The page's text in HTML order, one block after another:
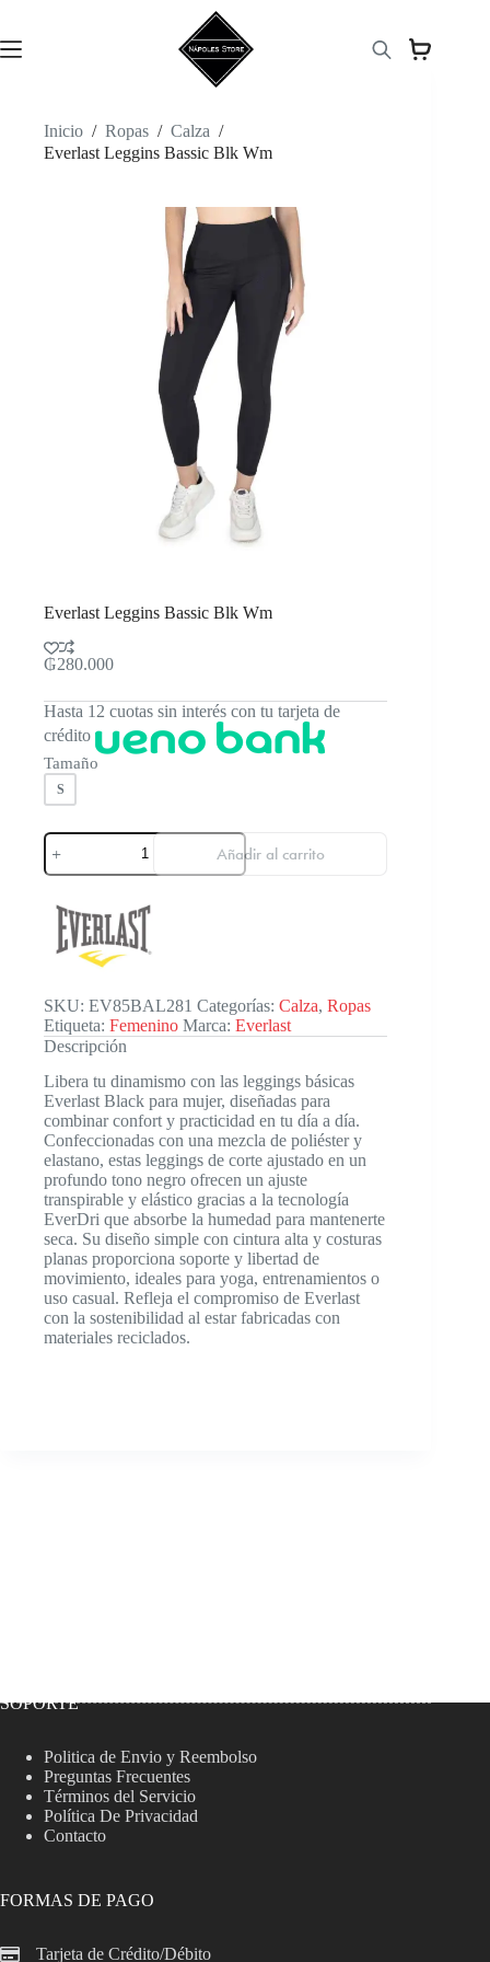
contenido
Inicio / Ropas / Calza /
Everlast Leggins Bassic Blk Wm
Everlast Leggins Bassic Blk Wm
₲280.000
Hasta 12 cuotas sin interés con tu tarjeta de
crédito
Tamaño
S
Everlast
Leggins
Bassic
Wm
cantidad
Añadir al carrito
SKU: EV85BAL281 Categorías: Calza, Ropas
Etiqueta: Femenino Marca: Everlast
Descripción
Libera tu dinamismo con las leggings básicas
Everlast Black para mujer, diseñadas para
combinar confort y practicidad en tu día a día.
Confeccionadas con una mezcla de poliéster y
elastano, estas leggings de corte ajustado en un
profundo tono negro ofrecen un ajuste
transpirable y elástico gracias a la tecnología
EverDri que absorbe la humedad para mantenerte
seca. Su diseño simple con cintura alta y costuras
planas proporciona soporte y libertad de
movimiento, ideales para yoga, entrenamientos o
uso casual. Refleja el compromiso de Everlast
con la sostenibilidad al estar fabricadas con
materiales reciclados.
SOPORTE
Politica de Envio y Reembolso
Preguntas Frecuentes
Términos del Servicio
Política De Privacidad
Contacto
FORMAS DE PAGO
Tarjeta de Crédito/Débito